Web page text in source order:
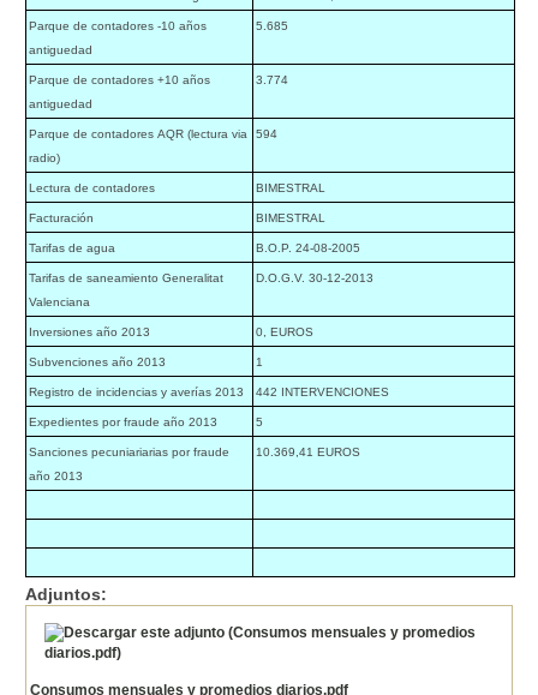
Parque de contadores -10 años
antiguedad
5.685
Parque de contadores +10 años
antiguedad
3.774
Parque de contadores AQR (lectura via
radio)
594
Lectura de contadores BIMESTRAL
Facturación BIMESTRAL
Tarifas de agua B.O.P. 24-08-2005
Tarifas de saneamiento Generalitat
Valenciana
D.O.G.V. 30-12-2013
Inversiones año 2013 0, EUROS
Subvenciones año 2013 1
Registro de incidencias y averías 2013 442 INTERVENCIONES
Expedientes por fraude año 2013 5
Sanciones pecuniariarias por fraude
año 2013
10.369,41 EUROS
Adjuntos:
Consumos mensuales y promedios diarios.pdf